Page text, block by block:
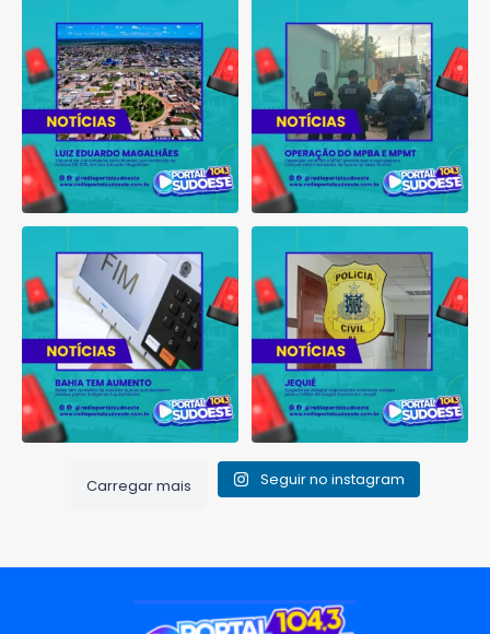
caminhoneiro por...
1 0
prende dois investigados e
1 0
que se autodeclaram...
1
organização criminosa
voltada...
1 0
Carregar mais Seguir no instagram